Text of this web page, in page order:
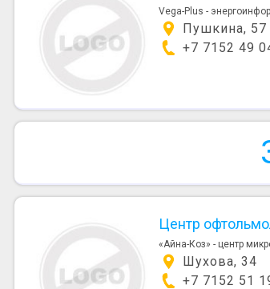
Vega-Plus -
Пушкина, 57
+7 7152 49
Центр
«Айна-Коз» - центр
Шухова, 34
+7 7152 51